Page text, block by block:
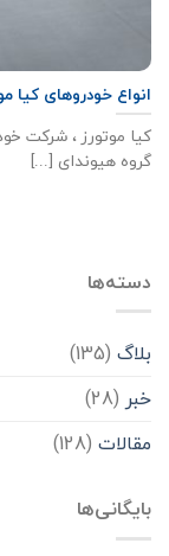
انواع خودروهای کیا
کیا موتورز ، شرکت
گروه هیوندای [...]
دسته‌ها
بلاگ (135)
خبر (28)
مقالات (128)
بایگانی‌ها